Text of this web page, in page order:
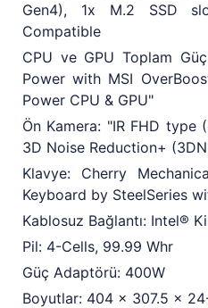
Gen4), 1x M.2 SSD
Compatible
CPU ve GPU Toplam
Power with MSI
Power CPU & GPU"
Ön Kamera: "IR FHD type
3D Noise Reduction+
Klavye: Cherry
Keyboard by SteelSeries
Kablosuz Bağlantı: Intel®
Pil: 4-Cells, 99.99 Whr
Güç Adaptörü: 400W
Boyutlar: 404 x 307.5 x